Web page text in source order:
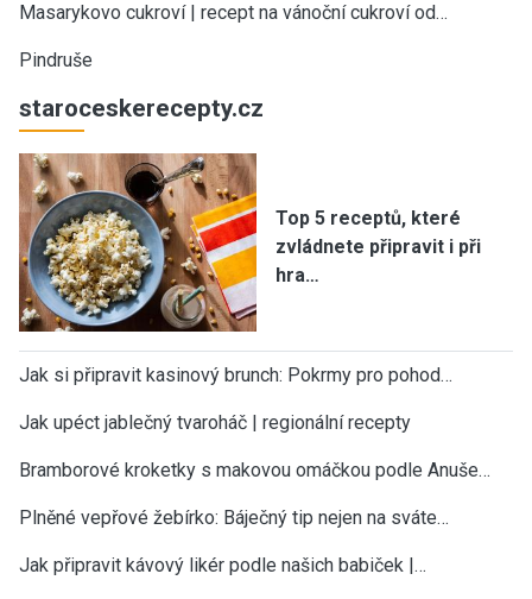
Masarykovo cukroví | recept na vánoční cukroví od…
Pindruše
staroceskerecepty.cz
Top 5 receptů, které
zvládnete připravit i při
hra…
Jak si připravit kasinový brunch: Pokrmy pro pohod…
Jak upéct jablečný tvaroháč | regionální recepty
Bramborové kroketky s makovou omáčkou podle Anuše…
Plněné vepřové žebírko: Báječný tip nejen na sváte…
Jak připravit kávový likér podle našich babiček |…